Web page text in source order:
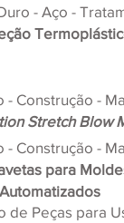
- Aço -
- Construção -
Stretch Blow
- Construção -
para
de Peças para